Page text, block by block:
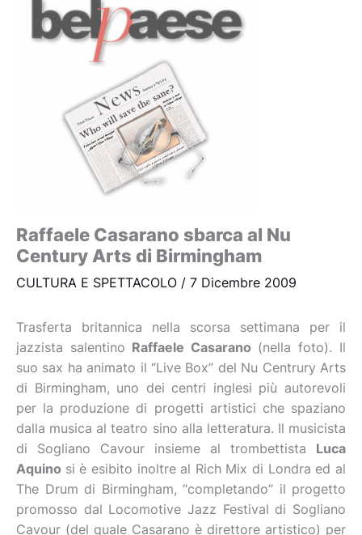
Raffaele Casarano sbarca al Nu
Century Arts di Birmingham
CULTURA E SPETTACOLO / 7 Dicembre 2009
Trasferta britannica nella scorsa settimana per il
jazzista salentino Raffaele Casarano (nella foto). Il
suo sax ha animato il “Live Box” del Nu Centrury Arts
di Birmingham, uno dei centri inglesi più autorevoli
per la produzione di progetti artistici che spaziano
dalla musica al teatro sino alla letteratura. Il musicista
di Sogliano Cavour insieme al trombettista Luca
Aquino si è esibito inoltre al Rich Mix di Londra ed al
The Drum di Birmingham, “completando” il progetto
promosso dal Locomotive Jazz Festival di Sogliano
Cavour (del quale Casarano è direttore artistico) per